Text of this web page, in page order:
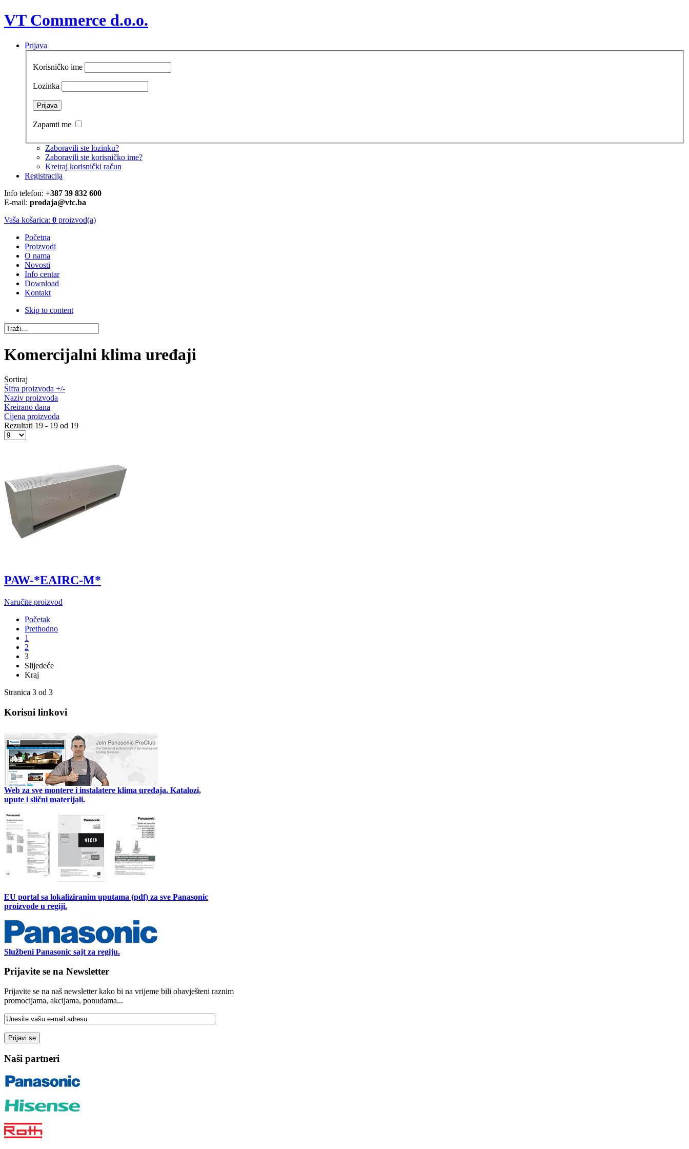
VT Commerce d.o.o.
Prijava
Korisničko ime
Lozinka
Zapamti me
Zaboravili ste lozinku?
Zaboravili ste korisničko ime?
Kreiraj korisnički račun
Registracija
Info telefon: +387 39 832 600
E-mail: prodaja@vtc.ba
Vaša košarica: 0 proizvod(a)
Početna
Proizvodi
O nama
Novosti
Info centar
Download
Kontakt
Skip to content
Komercijalni klima uređaji
Sortiraj
Šifra proizvoda +/-
Naziv proizvoda
Kreirano dana
Cijena proizvoda
Rezultati 19 - 19 od 19
PAW-*EAIRC-M*
Naručite proizvod
Početak
Prethodno
1
2
3
Slijedeće
Kraj
Stranica 3 od 3
Korisni linkovi
Web za sve montere i instalatere klima uređaja. Katalozi,
upute i slični materijali.
EU portal sa lokaliziranim uputama (pdf) za sve Panasonic
proizvode u regiji.
Službeni Panasonic sajt za regiju.
Prijavite se na Newsletter
Prijavite se na naš newsletter kako bi na vrijeme bili obavješteni raznim
promocijama, akcijama, ponudama...
Naši partneri